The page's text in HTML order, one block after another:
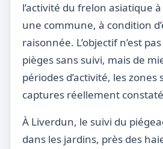
l’activité du frelon asiatique
une commune, à condition
raisonnée. L’objectif n’est
pièges sans suivi, mais de
périodes d’activité, les zones
captures réellement
À Liverdun, le suivi du
dans les jardins, près des